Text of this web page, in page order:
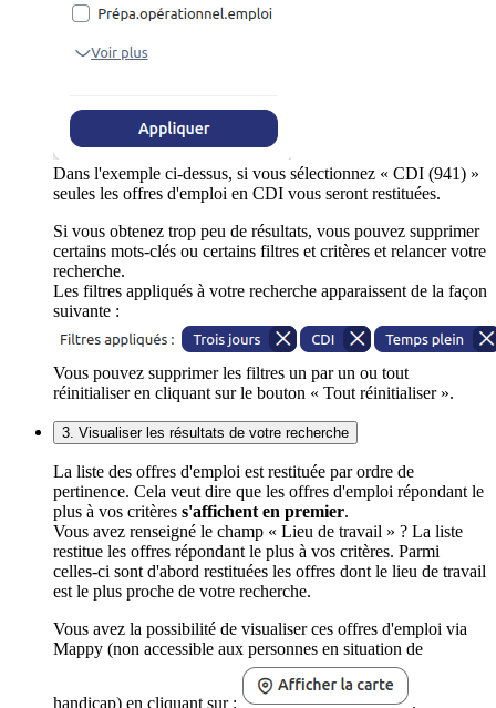
Dans l'exemple ci-dessus, si vous sélectionnez « CDI (941) »
seules les offres d'emploi en CDI vous seront restituées.
Si vous obtenez trop peu de résultats, vous pouvez supprimer
certains mots-clés ou certains filtres et critères et relancer votre
recherche.
Les filtres appliqués à votre recherche apparaissent de la façon
suivante :
Vous pouvez supprimer les filtres un par un ou tout
réinitialiser en cliquant sur le bouton « Tout réinitialiser ».
3. Visualiser les résultats de votre recherche
La liste des offres d'emploi est restituée par ordre de
pertinence. Cela veut dire que les offres d'emploi répondant le
plus à vos critères s'affichent en premier.
Vous avez renseigné le champ « Lieu de travail » ? La liste
restitue les offres répondant le plus à vos critères. Parmi
celles-ci sont d'abord restituées les offres dont le lieu de travail
est le plus proche de votre recherche.
Vous avez la possibilité de visualiser ces offres d'emploi via
Mappy (non accessible aux personnes en situation de
handicap) en cliquant sur : .